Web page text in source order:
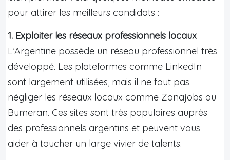
pour attirer les meilleurs candidats :
1. Exploiter les réseaux professionnels locaux
L’Argentine possède un réseau professionnel très
développé. Les plateformes comme LinkedIn
sont largement utilisées, mais il ne faut pas
négliger les réseaux locaux comme Zonajobs ou
Bumeran. Ces sites sont très populaires auprès
des professionnels argentins et peuvent vous
aider à toucher un large vivier de talents.